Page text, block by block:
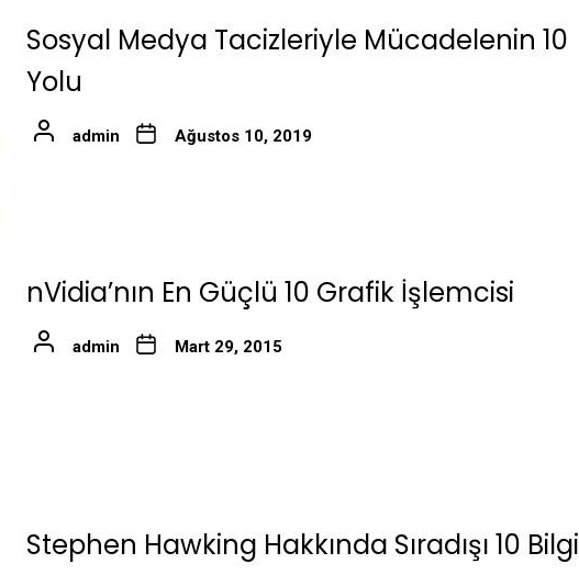
Sosyal Medya Tacizleriyle Mücadelenin 10
Yolu
admin Ağustos 10, 2019
nVidia’nın En Güçlü 10 Grafik İşlemcisi
admin Mart 29, 2015
Stephen Hawking Hakkında Sıradışı 10 Bilgi